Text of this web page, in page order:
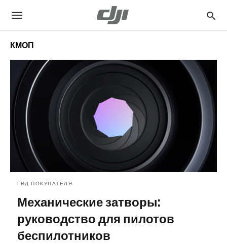
КМОП
ГИД ПОКУПАТЕЛЯ
Механические затворы:
руководство для пилотов
беспилотников